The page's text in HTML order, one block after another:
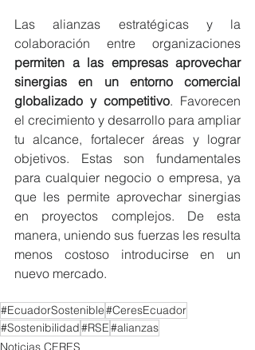
Las alianzas estratégicas y la
permiten a las empresas aprovechar
sinergias en un entorno comercial
globalizado y competitivo. Favorecen
el crecimiento y desarrollo para ampliar
tu alcance, fortalecer áreas y lograr
objetivos. Estas son fundamentales
para cualquier negocio o empresa, ya
que les permite aprovechar sinergias
en proyectos complejos. De esta
manera, uniendo sus fuerzas les resulta
menos costoso introducirse en un
nuevo mercado.
#EcuadorSostenible#CeresEcuador
#Sostenibilidad#RSE#alianzas
Noticias CERES